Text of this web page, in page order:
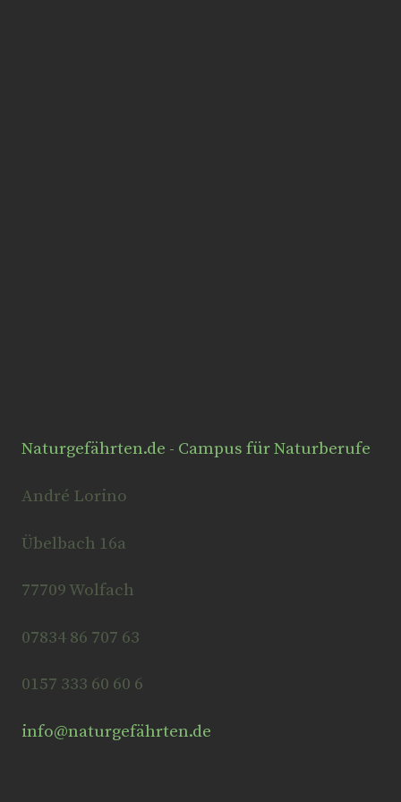
Naturgefährten.de - Campus für Naturberufe
André Lorino
Übelbach 16a
77709 Wolfach
07834 86 707 63
0157 333 60 60 6
info@naturgefährten.de